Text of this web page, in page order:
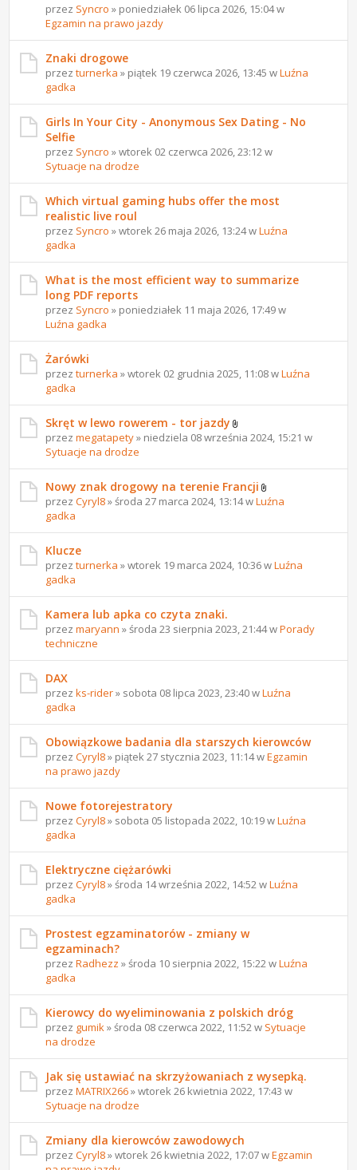
przez Syncro » poniedziałek 06 lipca 2026, 15:04 w
Egzamin na prawo jazdy
Znaki drogowe
przezturnerka » piątek 19 czerwca 2026, 13:45 wLuźna
gadka
Girls In Your City - Anonymous Sex Dating - No
Selfie
przez Syncro » wtorek 02 czerwca 2026, 23:12 w
Sytuacje na drodze
Which virtual gaming hubs offer the most
realistic live roul
przez Syncro » wtorek 26 maja 2026, 13:24 wLuźna
gadka
What is the most efficient way to summarize
long PDF reports
przez Syncro » poniedziałek 11 maja 2026, 17:49 w
Luźna gadka
Żarówki
przezturnerka » wtorek 02 grudnia 2025, 11:08 wLuźna
gadka
Skręt w lewo rowerem - tor jazdy
przezmegatapety» niedziela 08 września 2024, 15:21 w
Sytuacje na drodze
Nowy znak drogowy na terenie Francji
przezCyryl8» środa 27 marca 2024, 13:14 wLuźna
gadka
Klucze
przezturnerka » wtorek 19 marca 2024, 10:36 wLuźna
gadka
Kamera lub apka co czyta znaki.
przezmaryann » środa 23 sierpnia 2023, 21:44 wPorady
techniczne
DAX
przezks-rider» sobota 08 lipca 2023, 23:40 wLuźna
gadka
Obowiązkowe badania dla starszych kierowców
przezCyryl8» piątek 27 stycznia 2023, 11:14 wEgzamin
na prawo jazdy
Nowe fotorejestratory
przezCyryl8» sobota 05 listopada 2022, 10:19 wLuźna
gadka
Elektryczne ciężarówki
przezCyryl8» środa 14 września 2022, 14:52 wLuźna
gadka
Prostest egzaminatorów - zmiany w
egzaminach?
przezRadhezz » środa 10 sierpnia 2022, 15:22 wLuźna
gadka
Kierowcy do wyeliminowania z polskich dróg
przez gumik » środa 08 czerwca 2022, 11:52 w Sytuacje
na drodze
Jak się ustawiać na skrzyżowaniach z wysepką.
przezMATRIX266» wtorek 26 kwietnia 2022, 17:43 w
Sytuacje na drodze
Zmiany dla kierowców zawodowych
przezCyryl8» wtorek 26 kwietnia 2022, 17:07 wEgzamin